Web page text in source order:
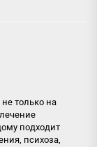
только на
подходит
психоза,